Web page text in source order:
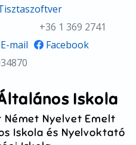
+36 1 369 2741
mail
Facebook
Iskola
Német Nyelvet Emelt
Iskola és Nyelvoktató